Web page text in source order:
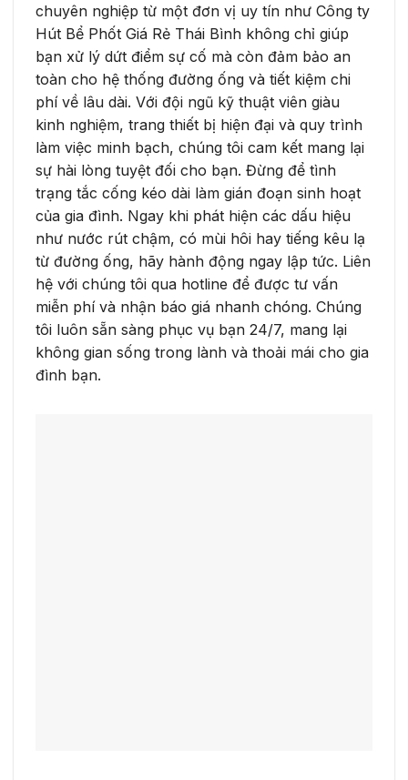
chuyên nghiệp từ một đơn vị uy tín như Công ty
Hút Bể Phốt Giá Rẻ Thái Bình không chỉ giúp
bạn xử lý dứt điểm sự cố mà còn đảm bảo an
toàn cho hệ thống đường ống và tiết kiệm chi
phí về lâu dài. Với đội ngũ kỹ thuật viên giàu
kinh nghiệm, trang thiết bị hiện đại và quy trình
làm việc minh bạch, chúng tôi cam kết mang lại
sự hài lòng tuyệt đối cho bạn. Đừng để tình
trạng tắc cống kéo dài làm gián đoạn sinh hoạt
của gia đình. Ngay khi phát hiện các dấu hiệu
như nước rút chậm, có mùi hôi hay tiếng kêu lạ
từ đường ống, hãy hành động ngay lập tức. Liên
hệ với chúng tôi qua hotline để được tư vấn
miễn phí và nhận báo giá nhanh chóng. Chúng
tôi luôn sẵn sàng phục vụ bạn 24/7, mang lại
không gian sống trong lành và thoải mái cho gia
đình bạn.